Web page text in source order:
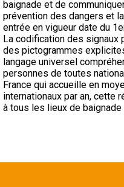
baignade et de
prévention des dangers et
entrée en vigueur date du
La codification des signaux
des pictogrammes
langage universel
personnes de toutes
France qui accueille en
internationaux par an, cette
à tous les lieux de